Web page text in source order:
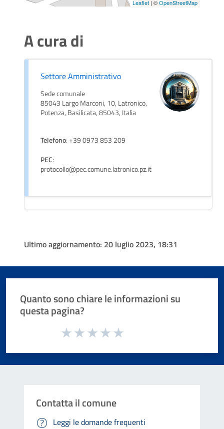
Leaflet | ©OpenStreetMap
A cura di
Settore Amministrativo
Sede comunale
85043 Largo Marconi, 10, Latronico,
Potenza, Basilicata, 85043, Italia
Telefono: +39 0973 853 209
PEC:
protocollo@pec.comune.latronico.pz.it
Ultimo aggiornamento: 20 luglio 2023, 18:31
Quanto sono chiare le informazioni su
questa pagina?
Valuta da 1 a 5 stelle la pagina
Contatta il comune
Leggi le domande frequenti